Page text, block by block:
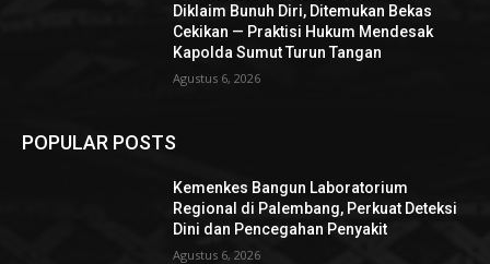
Diklaim Bunuh Diri, Ditemukan Bekas
Cekikan — Praktisi Hukum Mendesak
Kapolda Sumut Turun Tangan
Agustus 6, 2026
POPULAR POSTS
Kemenkes Bangun Laboratorium
Regional di Palembang, Perkuat Deteksi
Dini dan Pencegahan Penyakit
Agustus 6, 2026